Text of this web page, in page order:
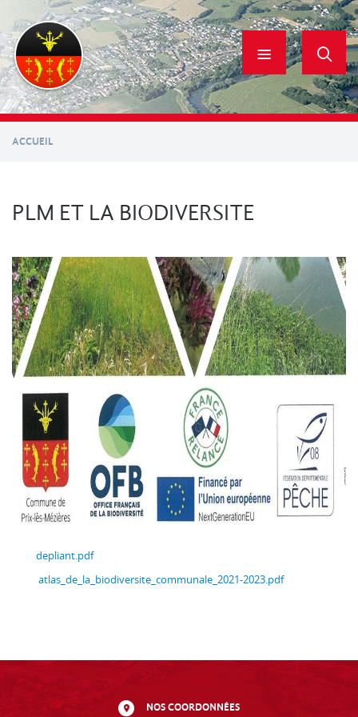
contenu
principal
ACCUEIL
PLM ET LA BIODIVERSITE
depliant.pdf
atlas_de_la_biodiversite_communale_2021-2023.pdf
NOS COORDONNÉES